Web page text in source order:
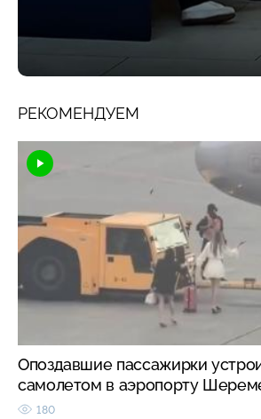
РЕКОМЕНДУЕМ
Опоздавшие пассажирки
самолетом в аэропорту
180